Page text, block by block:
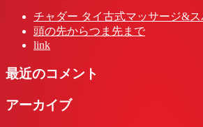
チャダー タイ古式マッサージ&
頭の先からつま先まで
link
最近のコメント
アーカイブ